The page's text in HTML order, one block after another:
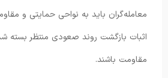
معامله‌گران باید به نواحی حمایتی و
اثبات بازگشت روند صعودی منتظر بسته
مقاومت باشند.